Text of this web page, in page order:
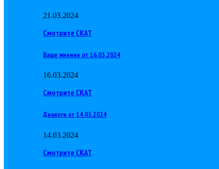
21.03.2024
Смотрите СКАТ
Ваше мнение от 16.03.2024
16.03.2024
Смотрите СКАТ
Диалоги от 14.03.2024
14.03.2024
Смотрите СКАТ